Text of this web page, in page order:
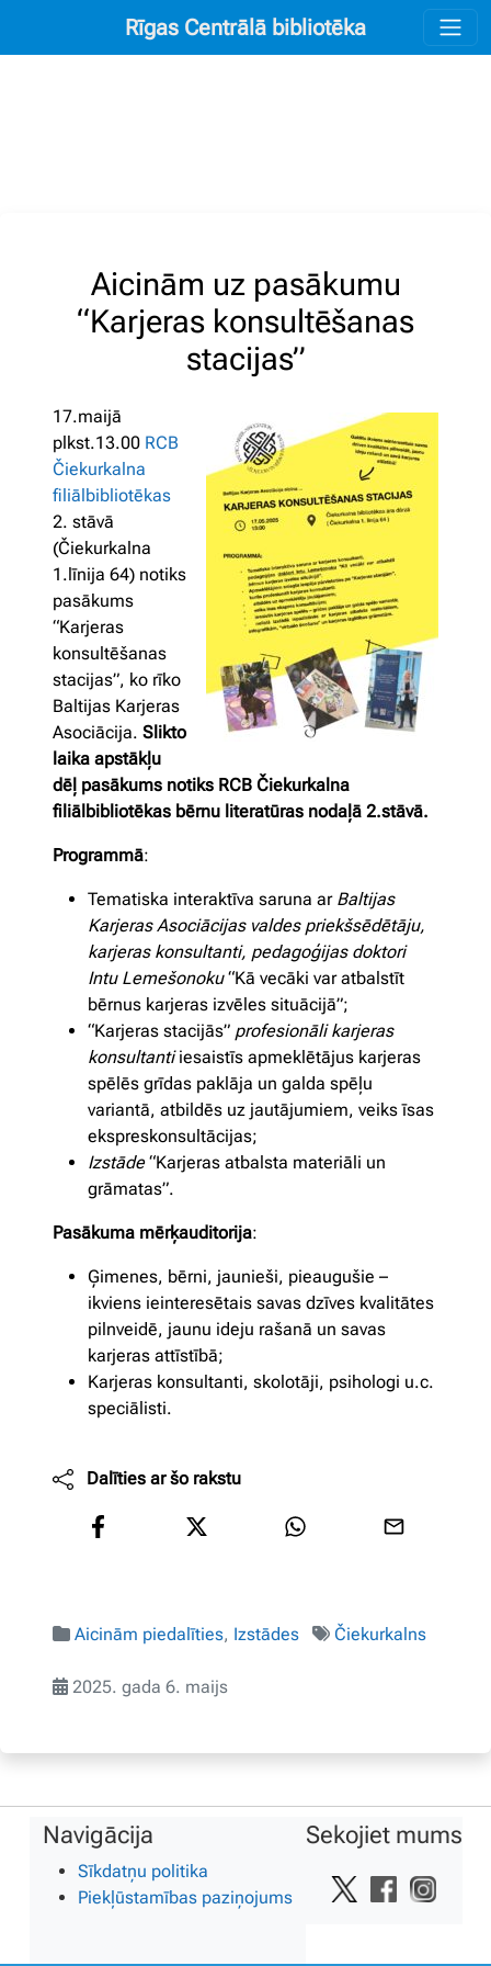
Rīgas Centrālā bibliotēka
Aicinām uz pasākumu
“Karjeras konsultēšanas
stacijas”
17.maijā
plkst.13.00 RCB
Čiekurkalna
filiālbibliotēkas
2. stāvā
(Čiekurkalna
1.līnija 64) notiks
pasākums
“Karjeras
konsultēšanas
stacijas”, ko rīko
Baltijas Karjeras
Asociācija. Slikto
laika apstākļu
dēļ pasākums notiks RCB Čiekurkalna
filiālbibliotēkas bērnu literatūras nodaļā 2.stāvā.
Programmā:
Tematiska interaktīva saruna ar Baltijas
Karjeras Asociācijas valdes priekšsēdētāju,
karjeras konsultanti, pedagoģijas doktori
Intu Lemešonoku“Kā vecāki var atbalstīt
bērnus karjeras izvēles situācijā”;
“Karjeras stacijās” profesionāli karjeras
konsultantiiesaistīs apmeklētājus karjeras
spēlēs grīdas paklāja un galda spēļu
variantā, atbildēs uz jautājumiem, veiks īsas
ekspreskonsultācijas;
Izstāde“Karjeras atbalsta materiāli un
grāmatas”.
Pasākuma mērķauditorija:
Ģimenes, bērni, jaunieši, pieaugušie –
ikviens ieinteresētais savas dzīves kvalitātes
pilnveidē, jaunu ideju rašanā un savas
karjeras attīstībā;
Karjeras konsultanti, skolotāji, psihologi u.c.
speciālisti.
Dalīties ar šo rakstu
Aicinām piedalīties, Izstādes Čiekurkalns
2025. gada 6. maijs
Navigācija
Sīkdatņu politika
Piekļūstamības paziņojums
Sekojiet mums